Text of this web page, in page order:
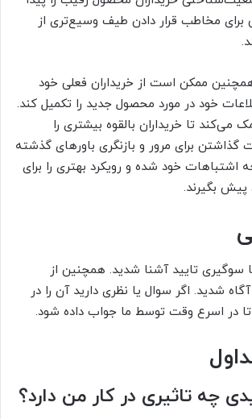
برای مخاطب قرار دادن طیف وسیع‌تری از
همچنین ممکن است از خریداران فعلی خود
خود در مورد محصول جدید را تکمیل کند.
می‌کند تا خریداران بالقوه بیشتری را
برای مرور و بازنگری باورهای گذشته
خود شده و رویکرد بهتری را برای
بگیرند.
سوگیری تایید آشنا شدید. همچنین از
شدید. اگر سوال یا نظری دارید آن را در
در اسرع وقت توسط ما جواب داده شود.
چه تاثیری در کار من دارد؟